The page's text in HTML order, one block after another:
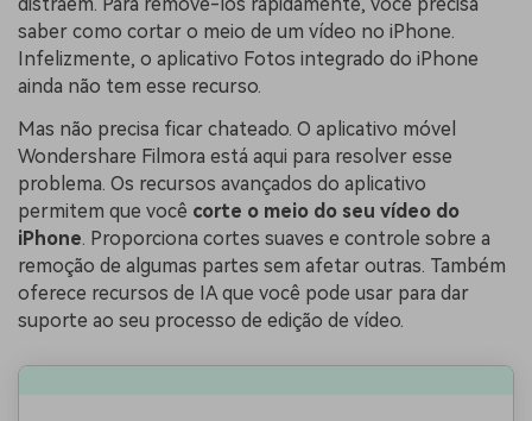
distraem. Para removê-los rapidamente, você precisa
saber como cortar o meio de um vídeo no iPhone.
Infelizmente, o aplicativo Fotos integrado do iPhone
ainda não tem esse recurso.
Mas não precisa ficar chateado. O aplicativo móvel
Wondershare Filmora está aqui para resolver esse
problema. Os recursos avançados do aplicativo
permitem que você corte o meio do seu vídeo do
iPhone. Proporciona cortes suaves e controle sobre a
remoção de algumas partes sem afetar outras. Também
oferece recursos de IA que você pode usar para dar
suporte ao seu processo de edição de vídeo.